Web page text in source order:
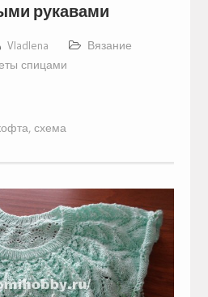
рукавами
Vladlena
Вязание
спицами
, схема